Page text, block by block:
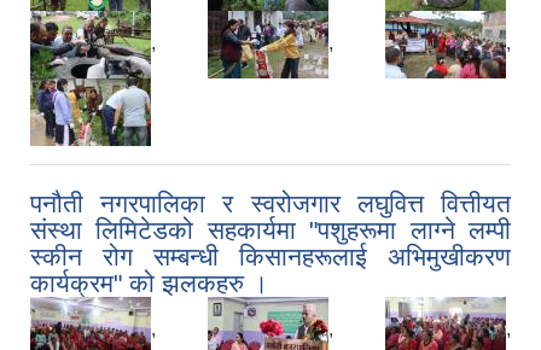
, , ,
पनौती नगरपालिका र स्वरोजगार लघुवित्त वित्तीयत
संस्था लिमिटेडको सहकार्यमा "पशुहरूमा लाग्ने लम्पी
स्कीन रोग सम्बन्धी किसानहरूलाई अभिमुखीकरण
कार्यक्रम" को झलकहरु ।
, , ,